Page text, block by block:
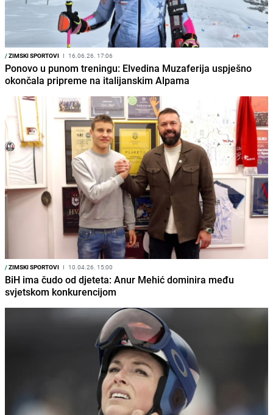
/ZIMSKI SPORTOVI I 16.06.26. 17:06
Ponovo u punom treningu: Elvedina Muzaferija uspješno
okončala pripreme na italijanskim Alpama
/ZIMSKI SPORTOVI I 10.04.26. 15:00
BiH ima čudo od djeteta: Anur Mehić dominira među
svjetskom konkurencijom